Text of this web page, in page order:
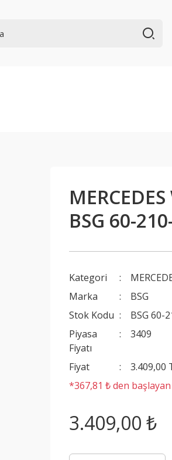
BSG 60-
Kategori
Marka
BSG
Stok Kodu
BSG 60-
Piyasa
Fiyatı
3409
Fiyat
3.409,00
*367,81 ₺ den
3.409,00 ₺